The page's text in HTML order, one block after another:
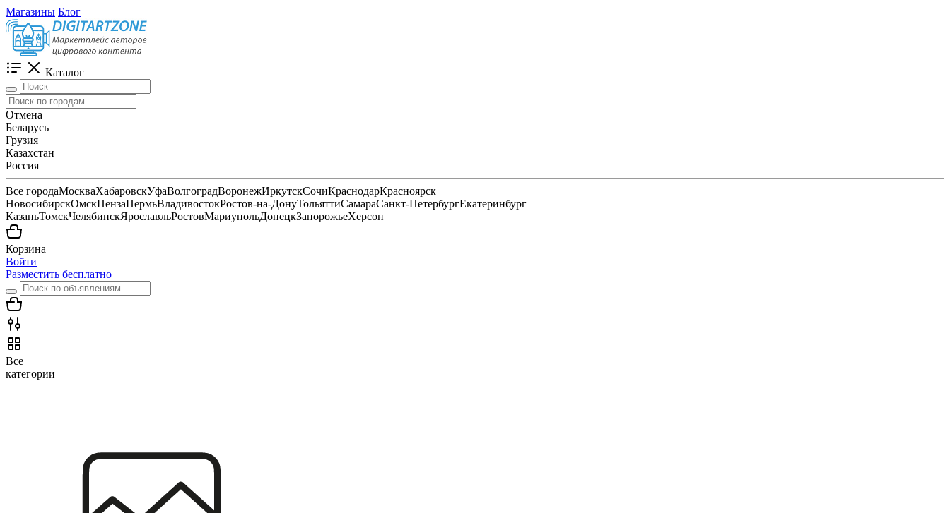
Магазины Блог
Каталог
Отмена
Беларусь
Грузия
Казахстан
Россия
Все городаМоскваХабаровскУфаВолгоградВоронежИркутскСочиКраснодарКрасноярск
НовосибирскОмскПензаПермьВладивостокРостов-на-ДонуТольяттиСамараСанкт-ПетербургЕкатеринбург
КазаньТомскЧелябинскЯрославльРостовМариупольДонецкЗапорожьеХерсон
Корзина
Войти
Разместить бесплатно
Все
категории